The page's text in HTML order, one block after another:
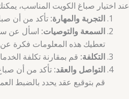
عند اختيار صباغ الكويت المناسب،
التجربة والمهارة: تأكد من أن
السمعة والتوصيات: اسأل عن
تعطيك هذه المعلومات فكرة عن
التكلفة: قم بمقارنة تكلفة
التواصل والعقد: تأكد من أن
قم بتوقيع عقد يحدد بالضبط